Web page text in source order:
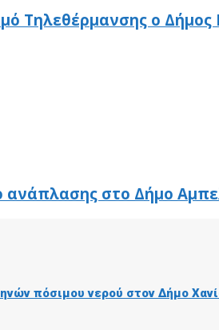
Τηλεθέρμανσης ο Δήμος
ανάπλασης στο Δήμο
πόσιμου νερού στον Δήμο